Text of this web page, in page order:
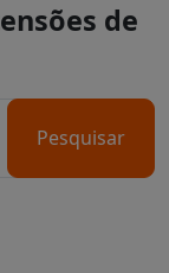
de
Pesquisar